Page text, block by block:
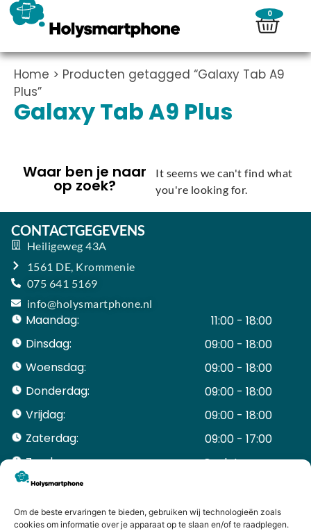
Om de beste ervaringen te bieden, gebruiken wij technologieën zoals
cookies om informatie over je apparaat op te slaan en/of te raadplegen.
0
Home > Producten getagged “Galaxy Tab A9
Plus”
Galaxy Tab A9 Plus
Waar ben je naar
op zoek?
It seems we can't find what
you're looking for.
CONTACTGEGEVENS
Heiligeweg 43A
1561 DE, Krommenie
075 641 5169
info@holysmartphone.nl
Maandag:
11:00 - 18:00
Dinsdag:
09:00 - 18:00
Woensdag:
09:00 - 18:00
Donderdag:
09:00 - 18:00
Vrijdag:
09:00 - 18:00
Zaterdag:
09:00 - 17:00
Zondag:
Gesloten ​ ​ ​ ​ ​ ​ ​
ACCOUNT
Bestellingen